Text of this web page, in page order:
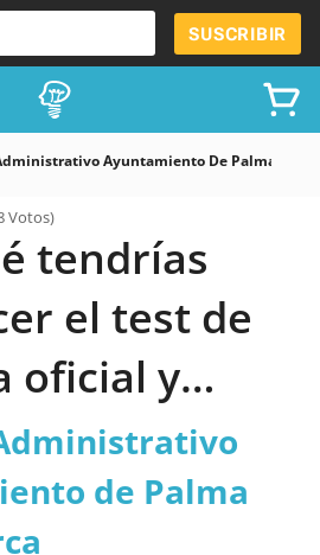
SUSCRIBIR
Ayuntamiento De Palma De
Votos)
tendrías
el test de
oficial y
de
de Palma